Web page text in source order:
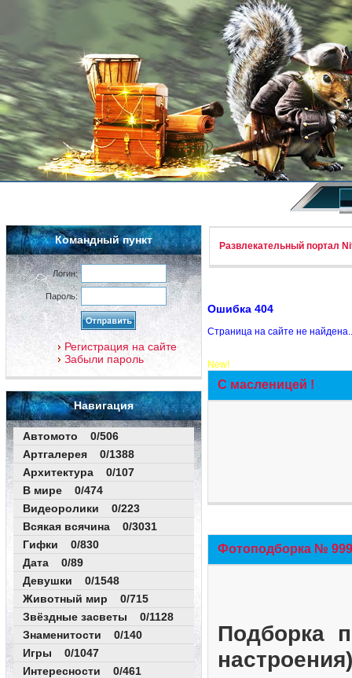
Командный пункт
Логин:
Пароль:
Регистрация на сайте
Забыли пароль
Навигация
Автомото 0/506
Артгалерея 0/1388
Архитектура 0/107
В мире 0/474
Видеоролики 0/223
Всякая всячина 0/3031
Гифки 0/830
Дата 0/89
Девушки 0/1548
Животный мир 0/715
Звёздные засветы 0/1128
Знаменитости 0/140
Игры 0/1047
Интересности 0/461
Развлекательный портал
Ошибка 404
Страница на сайте не
New!
С масленицей !
Фотоподборка №
Подборка